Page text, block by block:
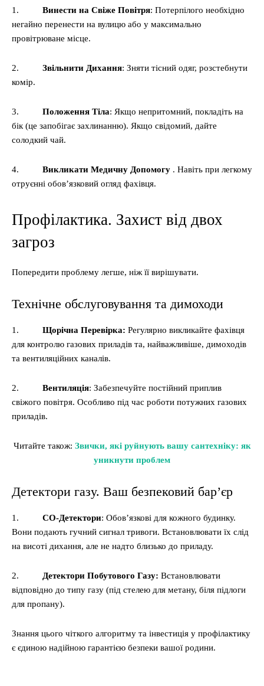
1. Винести на Свіже Повітря: Потерпілого необхідно
негайно перенести на вулицю або у максимально
провітрюване місце.
2. Звільнити Дихання: Зняти тісний одяг, розстебнути
комір.
3. Положення Тіла: Якщо непритомний, покладіть на
бік (це запобігає захлинанню). Якщо свідомий, дайте
солодкий чай.
4. Викликати Медичну Допомогу . Навіть при легкому
отруєнні обов’язковий огляд фахівця.
Профілактика. Захист від двох
загроз
Попередити проблему легше, ніж її вирішувати.
Технічне обслуговування та димоходи
1. Щорічна Перевірка: Регулярно викликайте фахівця
для контролю газових приладів та, найважливіше, димоходів
та вентиляційних каналів.
2. Вентиляція: Забезпечуйте постійний приплив
свіжого повітря. Особливо під час роботи потужних газових
приладів.
Читайте також: Звички, які руйнують вашу сантехніку: як
уникнути проблем
Детектори газу. Ваш безпековий бар’єр
1. СО-Детектори: Обов’язкові для кожного будинку.
Вони подають гучний сигнал тривоги. Встановлювати їх слід
на висоті дихання, але не надто близько до приладу.
2. Детектори Побутового Газу: Встановлювати
відповідно до типу газу (під стелею для метану, біля підлоги
для пропану).
Знання цього чіткого алгоритму та інвестиція у профілактику
є єдиною надійною гарантією безпеки вашої родини.